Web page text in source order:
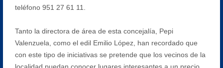
teléfono 951 27 61 11.
Tanto la directora de área de esta concejalía, Pepi
Valenzuela, como el edil Emilio López, han recordado que
con este tipo de iniciativas se pretende que los vecinos de la